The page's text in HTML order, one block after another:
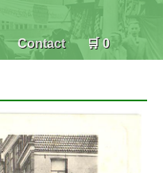
Contact 🛒 0